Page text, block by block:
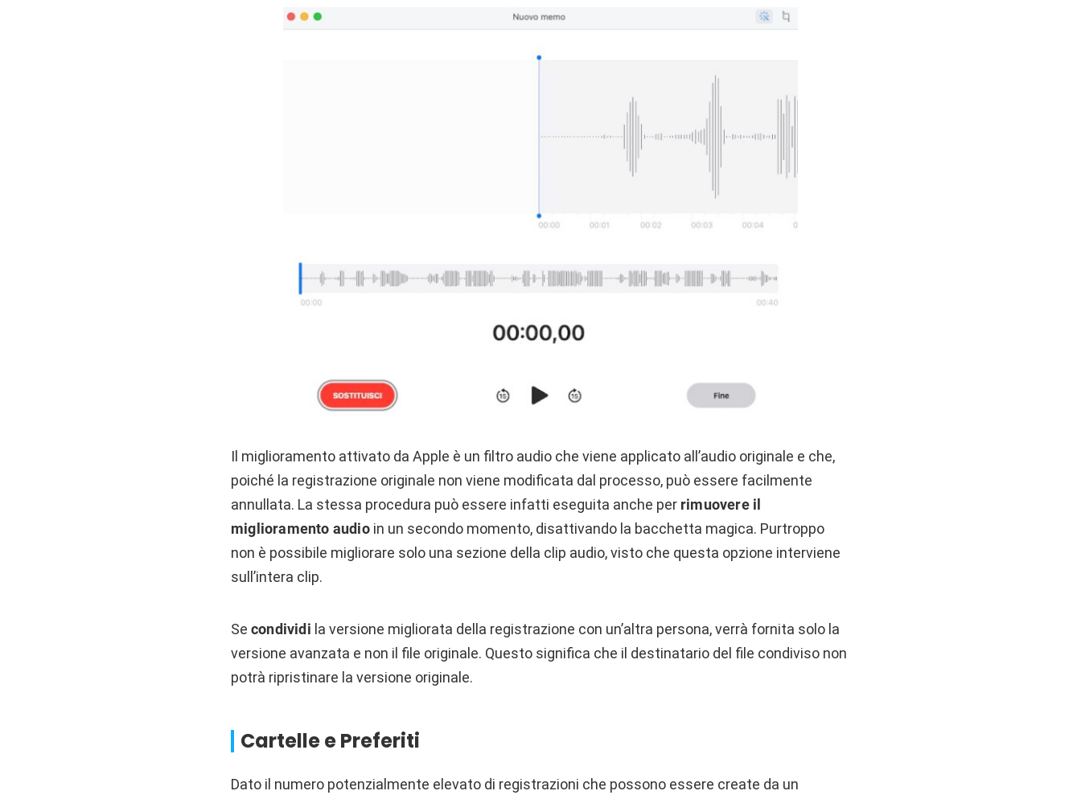
Il miglioramento attivato da Apple è un filtro audio che viene applicato all’audio originale e che,
poiché la registrazione originale non viene modificata dal processo, può essere facilmente
annullata. La stessa procedura può essere infatti eseguita anche per rimuovere il
miglioramento audioin un secondo momento, disattivando la bacchetta magica. Purtroppo
non è possibile migliorare solo una sezione della clip audio, visto che questa opzione interviene
sull’intera clip.
Se condividi la versione migliorata della registrazione con un’altra persona, verrà fornita solo la
versione avanzata e non il file originale. Questo significa che il destinatario del file condiviso non
potrà ripristinare la versione originale.
Cartelle e Preferiti
Dato il numero potenzialmente elevato di registrazioni che possono essere create da un